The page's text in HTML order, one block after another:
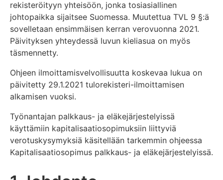
rekisteröityyn yhteisöön, jonka tosiasiallinen
johtopaikka sijaitsee Suomessa. Muutettua TVL 9 §:ä
sovelletaan ensimmäisen kerran verovuonna 2021.
Päivityksen yhteydessä luvun kieliasua on myös
täsmennetty.
Ohjeen ilmoittamisvelvollisuutta koskevaa lukua on
päivitetty 29.1.2021 tulorekisteri-ilmoittamisen
alkamisen vuoksi.
Työnantajan palkkaus- ja eläkejärjestelyissä
käyttämiin kapitalisaatiosopimuksiin liittyviä
verotuskysymyksiä käsitellään tarkemmin ohjeessa
Kapitalisaatiosopimus palkkaus- ja eläkejärjestelyissä.